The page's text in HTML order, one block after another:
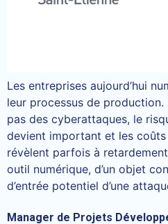
Les entreprises aujourd’hui
leur processus de
pas des cyberattaques, le
devient important et les coûts
révèlent parfois à
outil numérique, d’un objet
d’entrée potentiel d’une
Manager de Projets